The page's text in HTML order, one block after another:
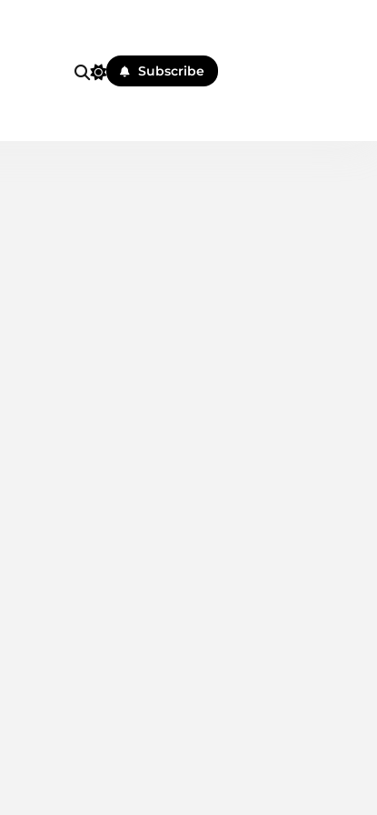
Subscribe